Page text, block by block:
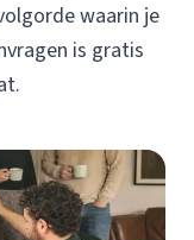
waarin je
is gratis